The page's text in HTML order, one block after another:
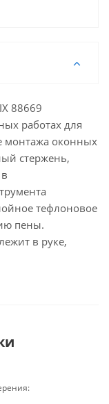
88669
работах для
монтажа оконных
стержень,
тефлоновое
пены.
в руке,